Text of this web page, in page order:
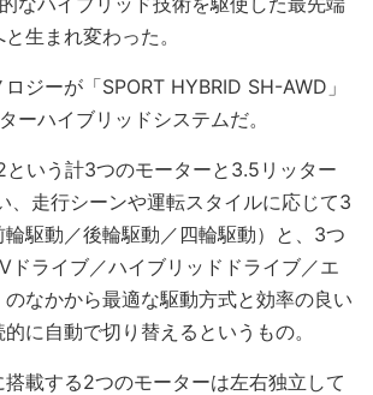
生まれ変わった。
ジーが「SPORT HYBRID SH-AWD」
ーハイブリッドシステムだ。
いう計3つのモーターと3.5リッター
、走行シーンや運転スタイルに応じて3
駆動／後輪駆動／四輪駆動）と、3つ
ドライブ／ハイブリッドドライブ／エ
なかから最適な駆動方式と効率の良い
に自動で切り替えるというもの。
載する2つのモーターは左右独立して